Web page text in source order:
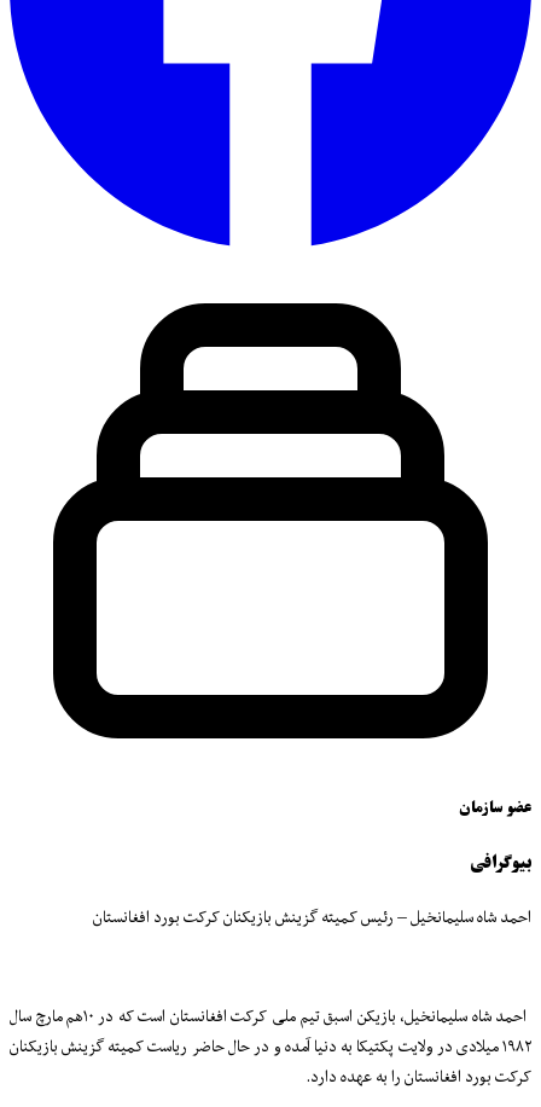
عضو سازمان
بیوگرافی
احمد شاه سلیمانخیل – رئیس کمیته گزینش بازیکنان کرکت بورد افغانستان
احمد شاه سلیمانخیل، بازیکن اسبق تیم ملی کرکت افغانستان است که در ۱۰هم مارچ سال
۱۹۸۲ میلادی در ولایت پکتیکا به دنیا آمده و در حال حاضر ریاست کمیته گزینش بازیکنان
کرکت بورد افغانستان را به عهده دارد.